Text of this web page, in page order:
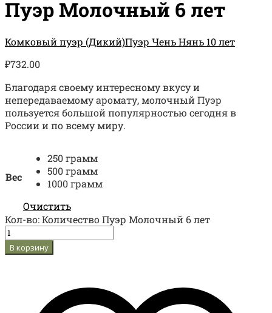
Пуэр Молочный 6 лет
Комковый пуэр (Дикий)Пуэр Чень Нянь 10 лет
₽732.00
Благодаря своему интересному вкусу и
непередаваемому аромату, молочный Пуэр
пользуется большой популярностью сегодня в
России и по всему миру.
Вес
250 грамм
500 грамм
1000 грамм
Очистить
Кол-во:Количество Пуэр Молочный 6 лет
В корзину